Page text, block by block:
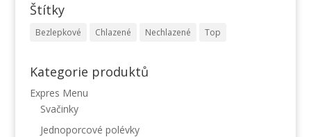
Štítky
Bezlepkové Chlazené Nechlazené Top
Kategorie produktů
Expres Menu
Svačinky
Jednoporcové polévky